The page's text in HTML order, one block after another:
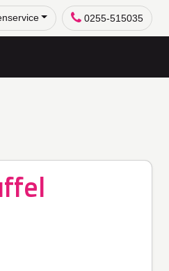
0255-515035